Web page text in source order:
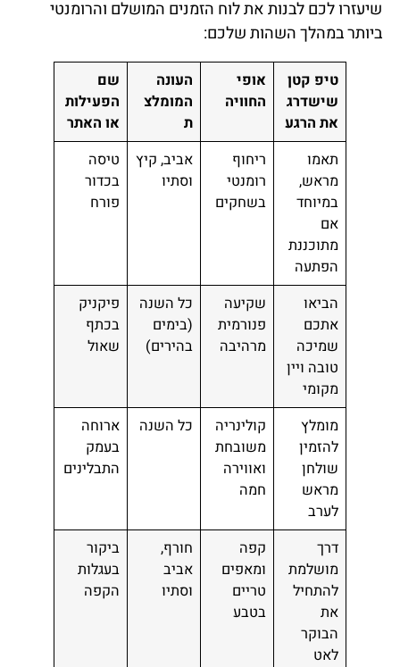
שיעזרו לכם לבנות את לוח הזמנים המושלם והרומנטי
ביותר במהלך השהות שלכם:
טיפ קטן
שישדרג
את הרגע
אופי
החוויה
העונה
המומלצ
ת
שם
הפעילות
או האתר
תאמו
מראש,
במיוחד
אם
מתוכננת
הפתעה
ריחוף
רומנטי
בשחקים
אביב, קיץ
וסתיו
טיסה
בכדור
פורח
הביאו
אתכם
שמיכה
טובה ויין
מקומי
שקיעה
פנורמית
מרהיבה
כל השנה
(בימים
בהירים)
פיקניק
בכתף
שאול
מומלץ
להזמין
שולחן
מראש
לערב
קולינריה
משובחת
ואווירה
חמה
כל השנה
ארוחה
בעמק
התבלינים
דרך
מושלמת
להתחיל
את
הבוקר
לאט
קפה
ומאפים
טריים
בטבע
חורף,
אביב
וסתיו
ביקור
בעגלות
הקפה